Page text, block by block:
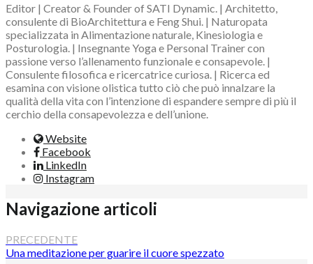
Editor | Creator & Founder of SATI Dynamic. | Architetto,
consulente di BioArchitettura e Feng Shui. | Naturopata
specializzata in Alimentazione naturale, Kinesiologia e
Posturologia. | Insegnante Yoga e Personal Trainer con
passione verso l’allenamento funzionale e consapevole. |
Consulente filosofica e ricercatrice curiosa. | Ricerca ed
esamina con visione olistica tutto ciò che può innalzare la
qualità della vita con l’intenzione di espandere sempre di più il
cerchio della consapevolezza e dell’unione.
Website
Facebook
LinkedIn
Instagram
Navigazione articoli
PRECEDENTE
Una meditazione per guarire il cuore spezzato